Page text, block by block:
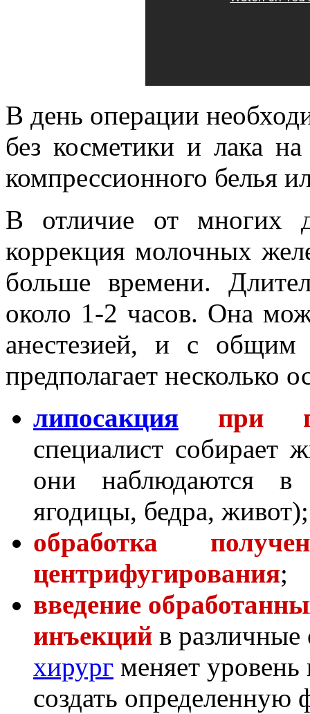
В день операции
без косметики и лака
компрессионного белья
В отличие от многих
коррекция молочных
больше времени.
около 1-2 часов. Она
анестезией, и с общим
предполагает несколько
липосакция при
специалист собирает
они наблюдаются в
ягодицы, бедра, живот);
обработка
центрифугирования;
введение
инъекций в различные
хирург меняет
создать определенную